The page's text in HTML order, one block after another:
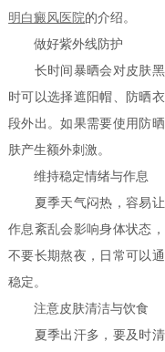
明白癜风医院的介绍。
做好紫外线防护
长时间暴晒会对皮肤黑
时可以选择遮阳帽、防晒
段外出。如果需要使用防
肤产生额外刺激。
维持稳定情绪与作息
夏季天气闷热，容易让
作息紊乱会影响身体状态
不要长期熬夜，日常可以
稳定。
注意皮肤清洁与饮食
夏季出汗多，要及时清